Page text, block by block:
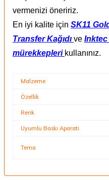
vermenizi öneririz.
En iyi kalite için SK11
Transfer Kağıdı ve
mürekkepleri kullanınız.
Malzeme
Özellik
Renk
Uyumlu Baskı Aparatı
Tema